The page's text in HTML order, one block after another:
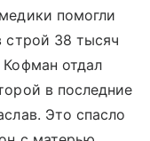
помогли
строй 38 тысяч
отдал
в последние
Это спасло